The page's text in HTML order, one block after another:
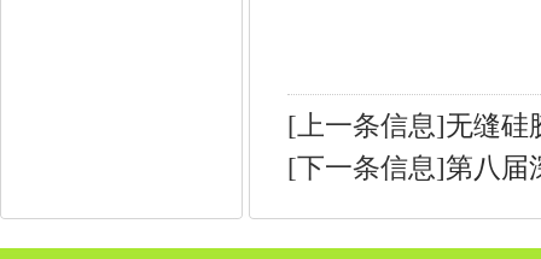
[上一条信息]无缝硅
[下一条信息]第八届